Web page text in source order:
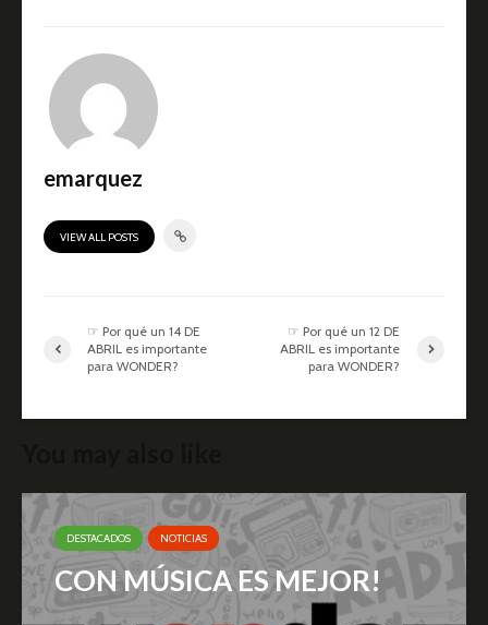
emarquez
VIEW ALL POSTS
☞ Por qué un 14 DE
ABRIL es importante
para WONDER?
☞ Por qué un 12 DE
ABRIL es importante
para WONDER?
DESTACADOS NOTICIAS
CON MÚSICA ES MEJOR!